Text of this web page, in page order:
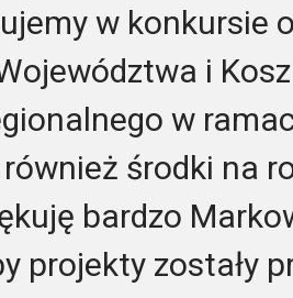
w konkursie
i
w
środki na
bardzo
projekty zostały